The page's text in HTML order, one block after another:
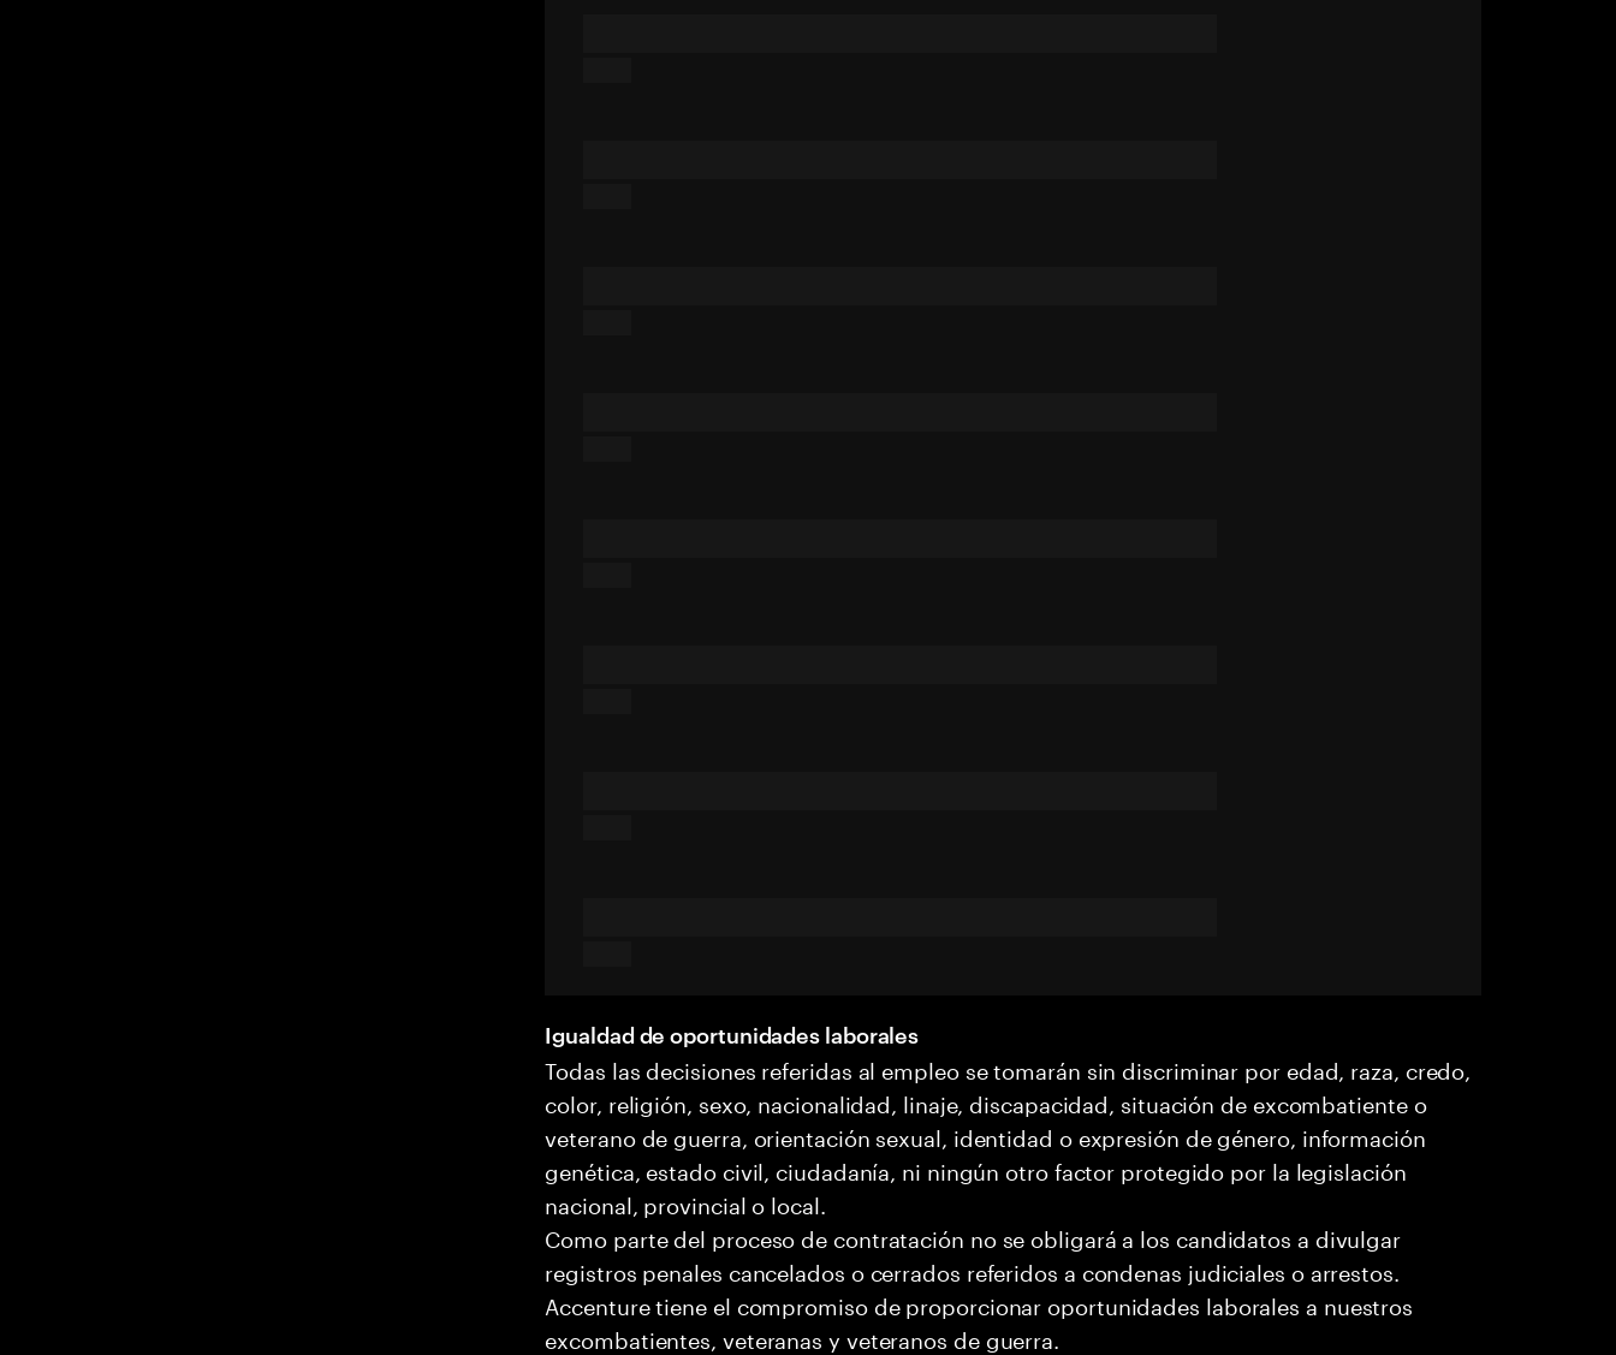
Igualdad de oportunidades laborales
Todas las decisiones referidas al empleo se tomarán sin discriminar por edad, raza, credo,
color, religión, sexo, nacionalidad, linaje, discapacidad, situación de excombatiente o
veterano de guerra, orientación sexual, identidad o expresión de género, información
genética, estado civil, ciudadanía, ni ningún otro factor protegido por la legislación
nacional, provincial o local.
Como parte del proceso de contratación no se obligará a los candidatos a divulgar
registros penales cancelados o cerrados referidos a condenas judiciales o arrestos.
Accenture tiene el compromiso de proporcionar oportunidades laborales a nuestros
excombatientes, veteranas y veteranos de guerra.